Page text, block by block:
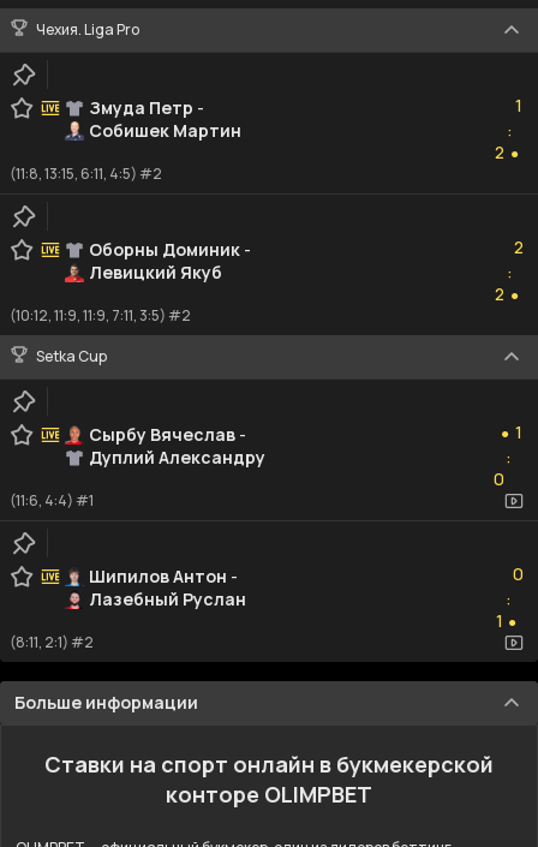
Чехия. Liga Pro
Змуда Петр -
Собишек Мартин
1
:
2 ●
(11:8, 13:15, 6:11, 4:5) #2
Оборны Доминик -
Левицкий Якуб
2
:
2 ●
(10:12, 11:9, 11:9, 7:11, 3:5) #2
Setka Cup
Сырбу Вячеслав -
Дуплий Александру
● 1
:
0
(11:6, 4:4) #1
Шипилов Антон -
Лазебный Руслан
0
:
1 ●
(8:11, 2:1) #2
Больше информации
Ставки на спорт онлайн в букмекерской
конторе OLIMPBET